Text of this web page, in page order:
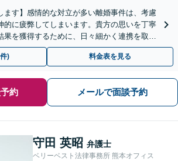
ます】感情的な対立が多い離婚事件は、考慮
的に疲弊してしまいます。貴方の思いを丁寧
を獲得するために、日々細かく連携を取り
けた第一歩をサポートします。
) 料金表を見る
約 メールで面談予約
守田 英昭 弁護士
ベリーベスト法律事務所 熊本オフィス